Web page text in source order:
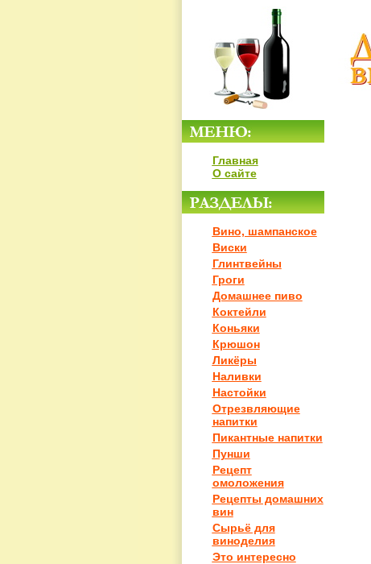
Главная
О сайте
Вино, шампанское
Виски
Глинтвейны
Гроги
Домашнее пиво
Коктейли
Коньяки
Крюшон
Ликёры
Наливки
Настойки
Отрезвляющие
напитки
Пикантные напитки
Пунши
Рецепт
омоложения
Рецепты домашних
вин
Сырьё для
виноделия
Это интересно